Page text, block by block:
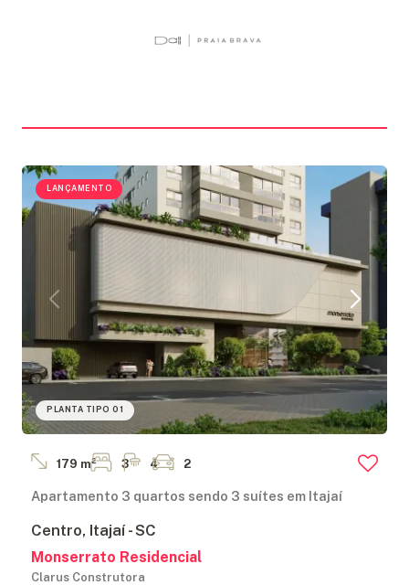
LANÇAMENTO
PLANTA TIPO 01
179 m² 3 4 2
Apartamento 3 quartos sendo 3 suítes em Itajaí
Centro, Itajaí - SC
Monserrato Residencial
Clarus Construtora